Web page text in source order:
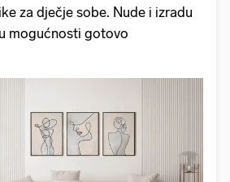
za dječje sobe. Nude i izradu
mogućnosti gotovo